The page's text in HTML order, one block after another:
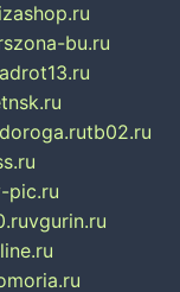
bu.ru
tb02.ru
pic.ru
vgurin.ru